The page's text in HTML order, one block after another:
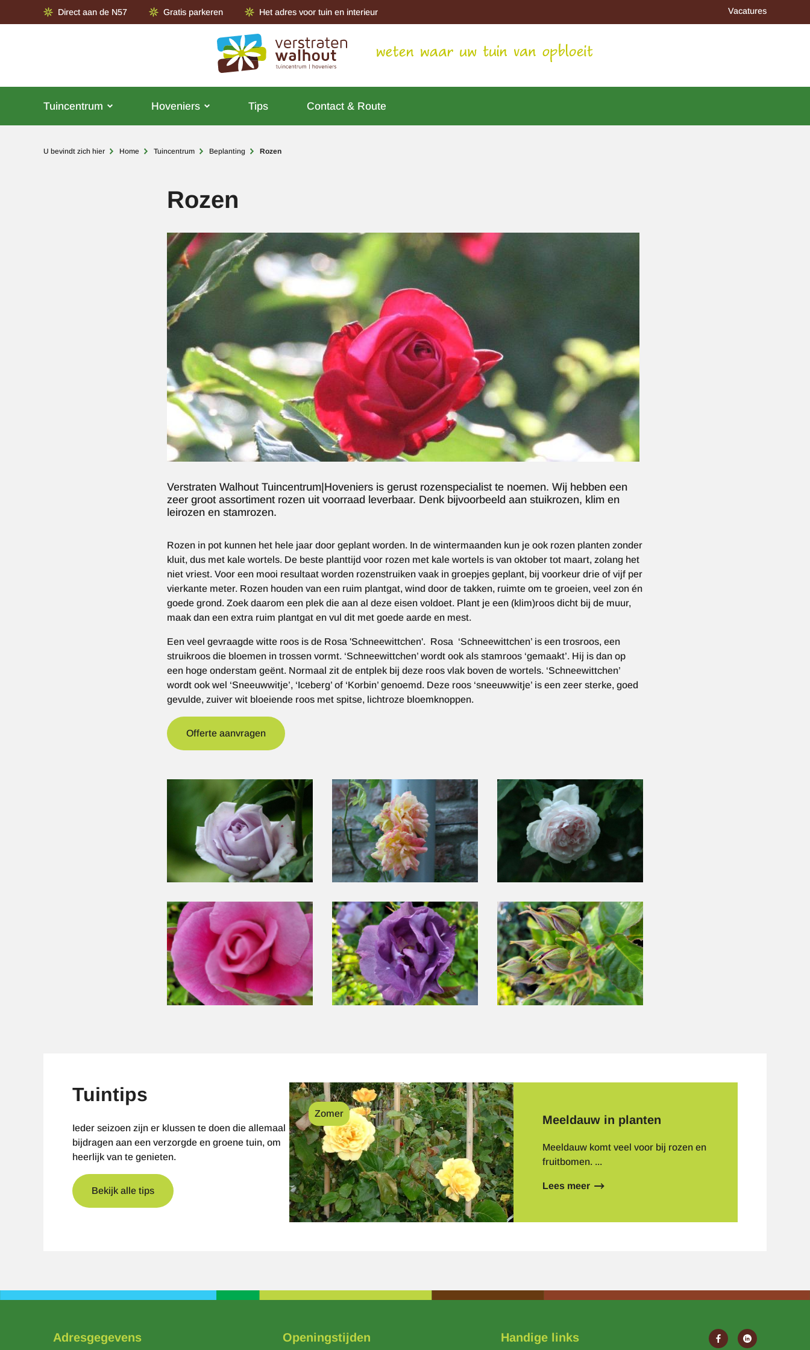
Direct aan de N57 Gratis parkeren Het adres voor tuin en interieur Vacatures
Tuincentrum Hoveniers Tips Contact & Route
Kruimelpad
U bevindt zich hier Home Tuincentrum Beplanting Rozen
Rozen
Afbeelding
Verstraten Walhout Tuincentrum|Hoveniers is gerust rozenspecialist te noemen. Wij hebben een
zeer groot assortiment rozen uit voorraad leverbaar. Denk bijvoorbeeld aan stuikrozen, klim en
leirozen en stamrozen.
Rozen in pot kunnen het hele jaar door geplant worden. In de wintermaanden kun je ook rozen planten zonder
kluit, dus met kale wortels. De beste planttijd voor rozen met kale wortels is van oktober tot maart, zolang het
niet vriest. Voor een mooi resultaat worden rozenstruiken vaak in groepjes geplant, bij voorkeur drie of vijf per
vierkante meter. Rozen houden van een ruim plantgat, wind door de takken, ruimte om te groeien, veel zon én
goede grond. Zoek daarom een plek die aan al deze eisen voldoet. Plant je een (klim)roos dicht bij de muur,
maak dan een extra ruim plantgat en vul dit met goede aarde en mest.
Een veel gevraagde witte roos is de Rosa 'Schneewittchen'. Rosa ‘Schneewittchen’ is een trosroos, een
struikroos die bloemen in trossen vormt. ‘Schneewittchen’ wordt ook als stamroos ‘gemaakt’. Hij is dan op
een hoge onderstam geënt. Normaal zit de entplek bij deze roos vlak boven de wortels. ‘Schneewittchen’
wordt ook wel ‘Sneeuwwitje’, ‘Iceberg’ of ‘Korbin’ genoemd. Deze roos ‘sneeuwwitje’ is een zeer sterke, goed
gevulde, zuiver wit bloeiende roos met spitse, lichtroze bloemknoppen.
Offerte aanvragen
Tuintips
Ieder seizoen zijn er klussen te doen die allemaal
bijdragen aan een verzorgde en groene tuin, om
heerlijk van te genieten.
Bekijk alle tips
Zomer
Afbeelding
Meeldauw in planten
Meeldauw komt veel voor bij rozen en
fruitbomen. ...
Lees meerover
Adresgegevens Openingstijden Handige links